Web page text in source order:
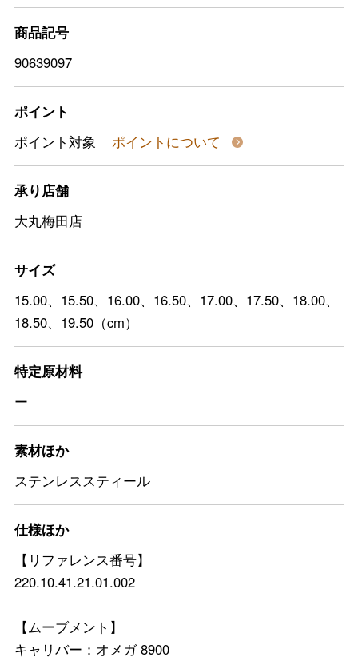
商品記号
90639097
ポイント
ポイント対象
ポイントについて
承り店舗
大丸梅田店
サイズ
15.00、15.50、16.00、16.50、17.00、17.50、18.00、
18.50、19.50（cm）
特定原材料
ー
素材ほか
ステンレススティール
仕様ほか
【リファレンス番号】
220.10.41.21.01.002
【ムーブメント】
キャリバー：オメガ 8900